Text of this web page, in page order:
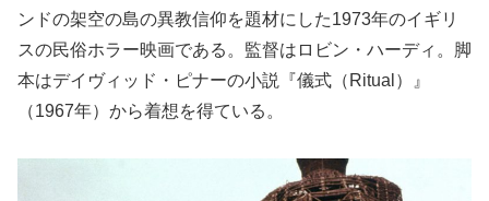
ンドの架空の島の異教信仰を題材にした1973年のイギリ
スの民俗ホラー映画である。監督はロビン・ハーディ。脚
本はデイヴィッド・ピナーの小説『儀式（Ritual）』
（1967年）から着想を得ている。